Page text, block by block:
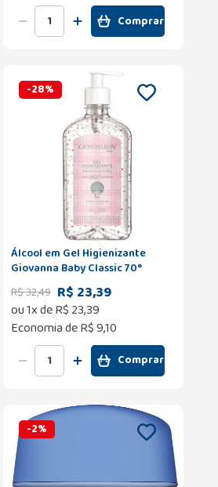
Comprar
-28%
Álcool em Gel Higienizante
Giovanna Baby Classic 70°
500ml
R$32,49 R$ 23,39
ou1x deR$ 23,39
Economia deR$ 9,10
Comprar
-2%